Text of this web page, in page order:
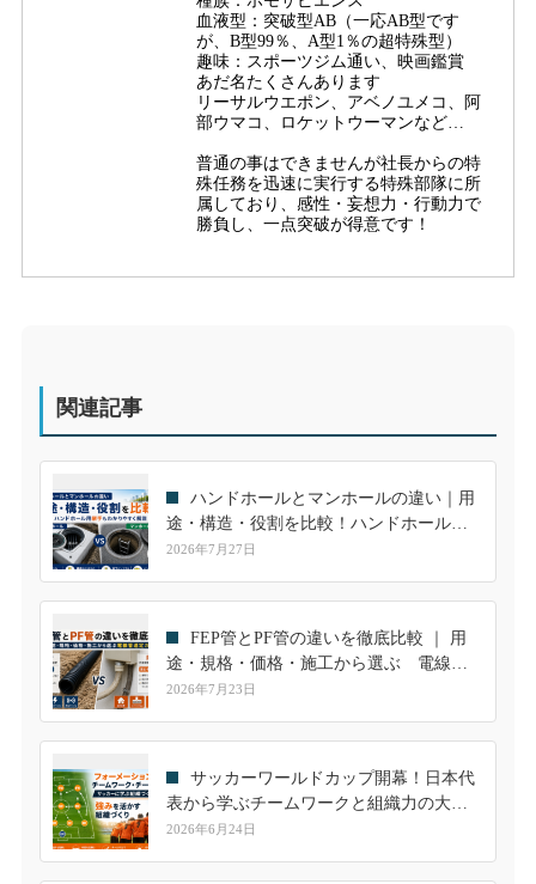
血液型：突破型AB（一応AB型です
が、B型99％、A型1％の超特殊型）
趣味：スポーツジム通い、映画鑑賞
あだ名たくさんあります
リーサルウエポン、アベノユメコ、阿
部ウマコ、ロケットウーマンなど…
普通の事はできませんが社長からの特
殊任務を迅速に実行する特殊部隊に所
属しており、感性・妄想力・行動力で
勝負し、一点突破が得意です！
関連記事
ハンドホールとマンホールの違い｜用
途・構造・役割を比較！ハンドホール用
継手も解説
2026年7月27日
FEP管とPF管の違いを徹底比較 ｜ 用
途・規格・価格・施工から選ぶ 電線管
選定ガイド
2026年7月23日
サッカーワールドカップ開幕！日本代
表から学ぶチームワークと組織力の大切
さ
2026年6月24日